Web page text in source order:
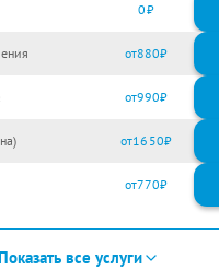
0
880
990
1650
770
все услуги